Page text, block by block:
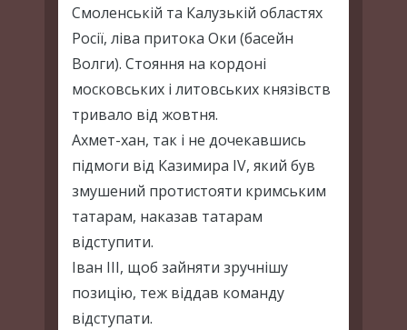
Смоленській та Калузькій областях
Росії, ліва притока Оки (басейн
Волги). Стояння на кордоні
московських і литовських князівств
тривало від жовтня.
Ахмет-хан, так і не дочекавшись
підмоги від Казимира IV, який був
змушений протистояти кримським
татарам, наказав татарам
відступити.
Іван ІІІ, щоб зайняти зручнішу
позицію, теж віддав команду
відступати.